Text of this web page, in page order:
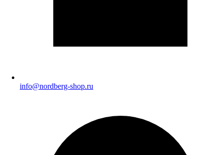
info@nordberg-shop.ru